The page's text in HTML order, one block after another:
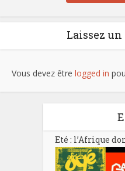
Laissez
Vous devez être logged in
Eté : l’Afrique